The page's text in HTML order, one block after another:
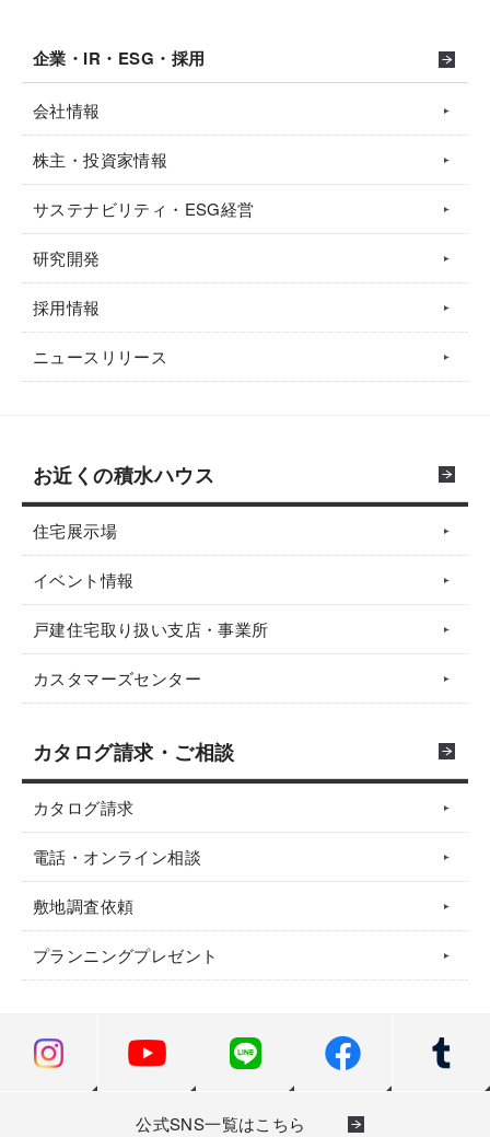
企業・IR・ESG・採用
会社情報
株主・投資家情報
サステナビリティ・ESG経営
研究開発
採用情報
ニュースリリース
お近くの積水ハウス
住宅展示場
イベント情報
戸建住宅取り扱い支店・事業所
カスタマーズセンター
カタログ請求・ご相談
カタログ請求
電話・オンライン相談
敷地調査依頼
プランニングプレゼント
公式SNS一覧はこちら